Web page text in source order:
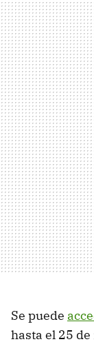
Se puede
hasta el 25